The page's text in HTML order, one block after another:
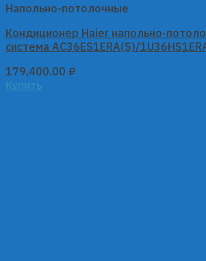
Напольно-потолочные
Кондиционер Haier напольно-
система AC36ES1ERA(S)/
179,400.00 ₽
Купить